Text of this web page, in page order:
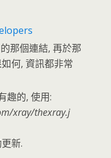
那個連結, 再於那
何, 資訊都非常
趣的, 使用:
xray/thexray.j
新.